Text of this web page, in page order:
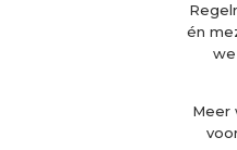
én
Meer